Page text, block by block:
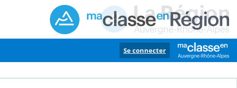
Se connecter